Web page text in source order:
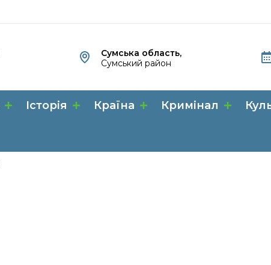
Сумська область,
Сумський район
Історія Країна Кримінал